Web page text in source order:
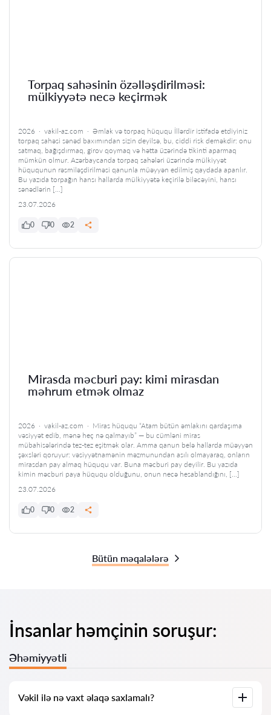
Torpaq sahəsinin özəlləşdirilməsi:
mülkiyyətə necə keçirmək
2026 · vakil-az.com · Əmlak və torpaq hüququ İllərdir istifadə etdiyiniz
torpaq sahəsi sənəd baxımından sizin deyilsə, bu, ciddi risk deməkdir: onu
satmaq, bağışdırmaq, girov qoymaq və hətta üzərində tikinti aparmaq
mümkün olmur. Azərbaycanda torpaq sahələri üzərində mülkiyyət
hüququnun rəsmiləşdirilməsi qanunla müəyyən edilmiş qaydada aparılır.
Bu yazıda torpağın hansı hallarda mülkiyyətə keçirilə biləcəyini, hansı
sənədlərin […]
23.07.2026
0 0 2
Mirasda məcburi pay: kimi mirasdan
məhrum etmək olmaz
2026 · vakil-az.com · Miras hüququ “Atam bütün əmlakını qardaşıma
vəsiyyət edib, mənə heç nə qalmayıb” — bu cümləni miras
mübahisələrində tez-tez eşitmək olar. Amma qanun belə hallarda müəyyən
şəxsləri qoruyur: vəsiyyətnamənin məzmunundan asılı olmayaraq, onların
mirasdan pay almaq hüququ var. Buna məcburi pay deyilir. Bu yazıda
kimin məcburi paya hüququ olduğunu, onun necə hesablandığını, […]
23.07.2026
0 0 2
Bütün məqalələrə
İnsanlar həmçinin soruşur:
Əhəmiyyətli
Vəkil ilə nə vaxt əlaqə saxlamalı?